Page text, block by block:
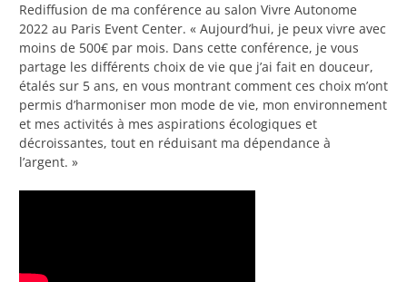
Rediffusion de ma conférence au salon Vivre Autonome
2022 au Paris Event Center. « Aujourd’hui, je peux vivre avec
moins de 500€ par mois. Dans cette conférence, je vous
partage les différents choix de vie que j’ai fait en douceur,
étalés sur 5 ans, en vous montrant comment ces choix m’ont
permis d’harmoniser mon mode de vie, mon environnement
et mes activités à mes aspirations écologiques et
décroissantes, tout en réduisant ma dépendance à
l’argent. »